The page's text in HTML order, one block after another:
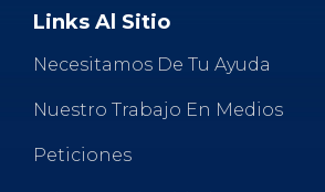
Links Al Sitio
Necesitamos De Tu Ayuda
Nuestro Trabajo En Medios
Peticiones